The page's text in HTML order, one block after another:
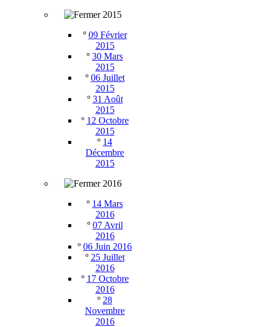
2015
º 09 Février
2015
º 30 Mars
2015
º 06 Juillet
2015
º 31 Août
2015
º 12 Octobre
2015
º 14
Décembre
2015
2016
º 14 Mars
2016
º 07 Avril
2016
º 06 Juin 2016
º 25 Juillet
2016
º 17 Octobre
2016
º 28
Novembre
2016